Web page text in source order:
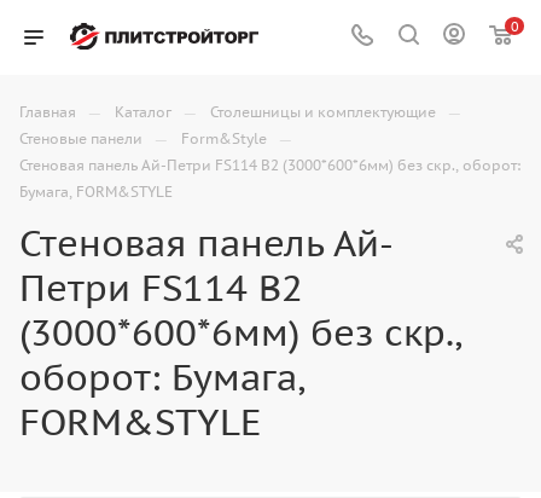
0
Главная — Каталог — Столешницы и комплектующие —
Стеновые панели — Form&Style —
Стеновая панель Ай-Петри FS114 B2 (3000*600*6мм) без скр., оборот:
Бумага, FORM&STYLE
Стеновая панель Ай-
Петри FS114 B2
(3000*600*6мм) без скр.,
оборот: Бумага,
FORM&STYLE